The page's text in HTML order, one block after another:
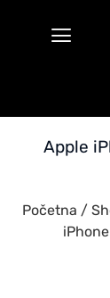
Apple
Početna /